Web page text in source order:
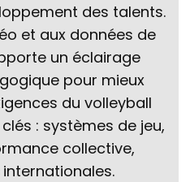
des talents.
et aux données de
un éclairage
pour mieux
du volleyball
: systèmes de jeu,
collective,